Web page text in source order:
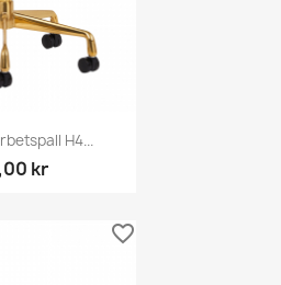
H4...
kr
favorite_border